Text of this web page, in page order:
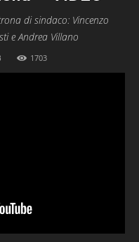
di sindaco: Vincenzo
e Andrea Villano
1703